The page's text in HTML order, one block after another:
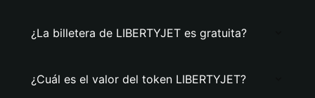
¿La billetera de LIBERTYJET es gratuita?
¿Cuál es el valor del token LIBERTYJET?